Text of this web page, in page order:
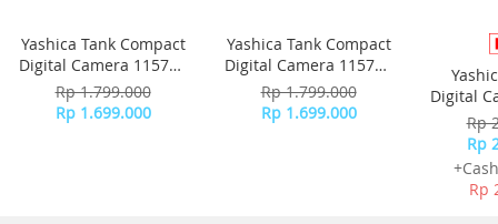
Garansi resmi 1 tahun
Kelengkapan paket: 1 x jam tangan, 1 x box, 1 x kartu
garansi
Yashica Tank Compact
Digital Camera 115755
- Brown
Rp 1.799.000
Rp 1.699.000
Yashica Tank Compact
Digital Camera 115756
- Sky Blue
Rp 1.799.000
Rp 1.699.000
Digital
Rp
Rp
Rp